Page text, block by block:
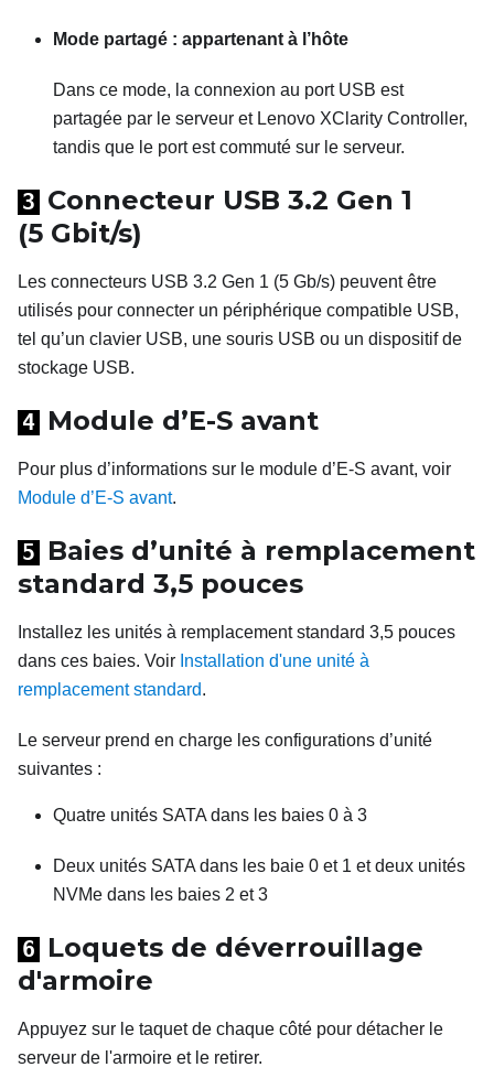
Mode partagé : appartenant à l’hôte
Dans ce mode, la connexion au port USB est
partagée par le serveur et Lenovo XClarity Controller,
tandis que le port est commuté sur le serveur.
3 Connecteur USB 3.2 Gen 1
(5 Gbit/s)
Les connecteurs USB 3.2 Gen 1 (5 Gb/s) peuvent être
utilisés pour connecter un périphérique compatible USB,
tel qu’un clavier USB, une souris USB ou un dispositif de
stockage USB.
4 Module d’E-S avant
Pour plus d’informations sur le module d’E-S avant, voir
Module d’E-S avant.
5
Baies d’unité à remplacement
standard 3,5 pouces
Installez les unités à remplacement standard 3,5 pouces
dans ces baies. Voir Installation d'une unité à
remplacement standard.
Le serveur prend en charge les configurations d’unité
suivantes :
Quatre unités SATA dans les baies 0 à 3
Deux unités SATA dans les baie 0 et 1 et deux unités
NVMe dans les baies 2 et 3
6
Loquets de déverrouillage
d'armoire
Appuyez sur le taquet de chaque côté pour détacher le
serveur de l'armoire et le retirer.